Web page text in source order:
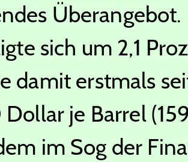
sich um 2,1
damit erstmals
je Barrel
im Sog der